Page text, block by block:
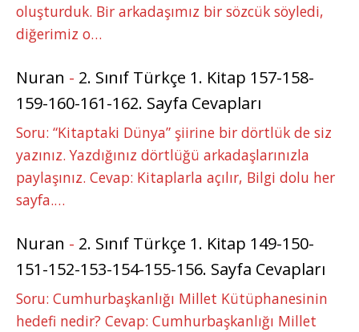
oluşturduk. Bir arkadaşımız bir sözcük söyledi,
diğerimiz o…
Nuran - 2. Sınıf Türkçe 1. Kitap 157-158-
159-160-161-162. Sayfa Cevapları
Soru: “Kitaptaki Dünya” şiirine bir dörtlük de siz
yazınız. Yazdığınız dörtlüğü arkadaşlarınızla
paylaşınız. Cevap: Kitaplarla açılır, Bilgi dolu her
sayfa.…
Nuran - 2. Sınıf Türkçe 1. Kitap 149-150-
151-152-153-154-155-156. Sayfa Cevapları
Soru: Cumhurbaşkanlığı Millet Kütüphanesinin
hedefi nedir? Cevap: Cumhurbaşkanlığı Millet